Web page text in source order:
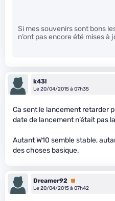
Si mes souvenirs sont bons
n’ont pas encore été mises à
k43l
Le 20/04/2015 à 07h35
Ca sent le lancement retarder
date de lancement n’était pas
Autant W10 semble stable,
des choses basique.
Dreamer92 Premium
Le 20/04/2015 à 07h42